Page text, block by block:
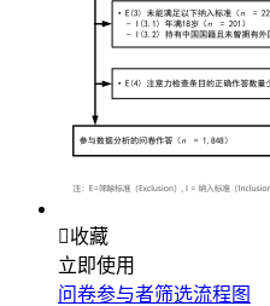
收藏
立即使用
问卷参与者筛选流程图